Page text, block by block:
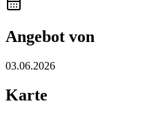
Angebot von
03.06.2026
Karte